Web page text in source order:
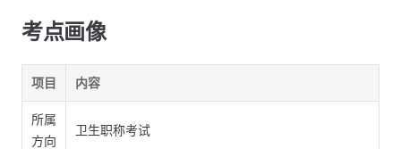
考点画像
项目 内容
所属
方向
卫生职称考试